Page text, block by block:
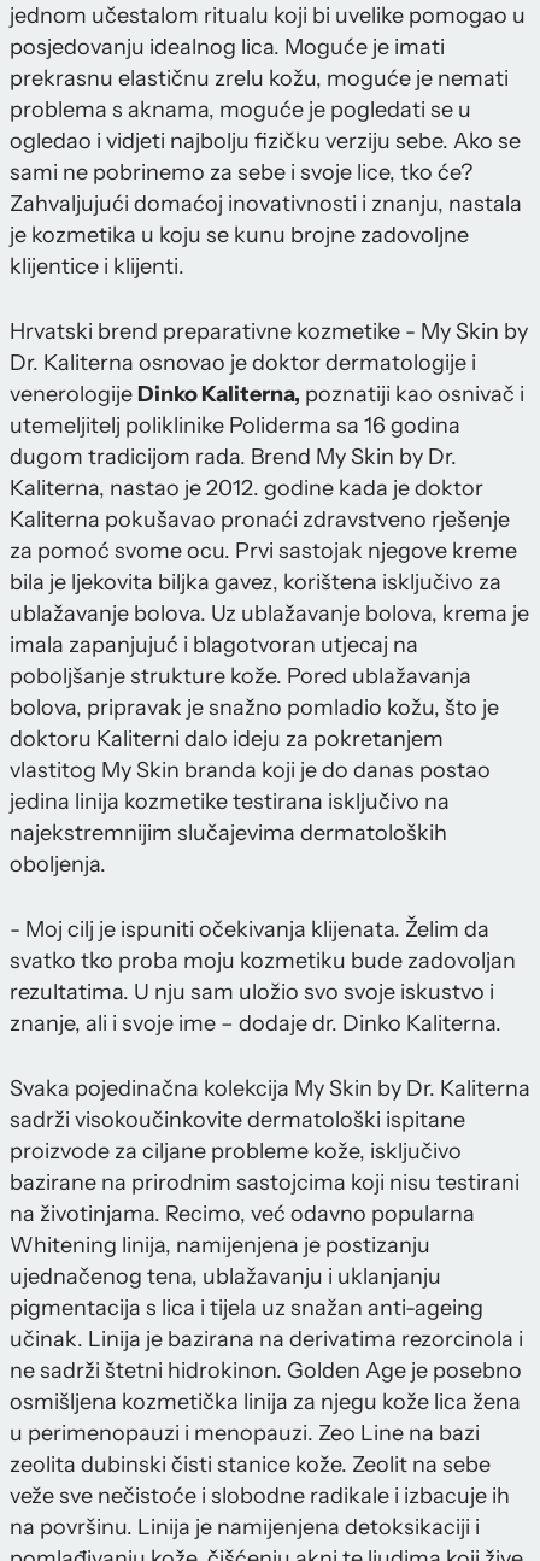
jednom učestalom ritualu koji bi uvelike pomogao u
posjedovanju idealnog lica. Moguće je imati
prekrasnu elastičnu zrelu kožu, moguće je nemati
problema s aknama, moguće je pogledati se u
ogledao i vidjeti najbolju fizičku verziju sebe. Ako se
sami ne pobrinemo za sebe i svoje lice, tko će?
Zahvaljujući domaćoj inovativnosti i znanju, nastala
je kozmetika u koju se kunu brojne zadovoljne
klijentice i klijenti.
Hrvatski brend preparativne kozmetike - My Skin by
Dr. Kaliterna osnovao je doktor dermatologije i
venerologije Dinko Kaliterna, poznatiji kao osnivač i
utemeljitelj poliklinike Poliderma sa 16 godina
dugom tradicijom rada. Brend My Skin by Dr.
Kaliterna, nastao je 2012. godine kada je doktor
Kaliterna pokušavao pronaći zdravstveno rješenje
za pomoć svome ocu. Prvi sastojak njegove kreme
bila je ljekovita biljka gavez, korištena isključivo za
ublažavanje bolova. Uz ublažavanje bolova, krema je
imala zapanjujuć i blagotvoran utjecaj na
poboljšanje strukture kože. Pored ublažavanja
bolova, pripravak je snažno pomladio kožu, što je
doktoru Kaliterni dalo ideju za pokretanjem
vlastitog My Skin branda koji je do danas postao
jedina linija kozmetike testirana isključivo na
najekstremnijim slučajevima dermatoloških
oboljenja.
- Moj cilj je ispuniti očekivanja klijenata. Želim da
svatko tko proba moju kozmetiku bude zadovoljan
rezultatima. U nju sam uložio svo svoje iskustvo i
znanje, ali i svoje ime – dodaje dr. Dinko Kaliterna.
Svaka pojedinačna kolekcija My Skin by Dr. Kaliterna
sadrži visokoučinkovite dermatološki ispitane
proizvode za ciljane probleme kože, isključivo
bazirane na prirodnim sastojcima koji nisu testirani
na životinjama. Recimo, već odavno popularna
Whitening linija, namijenjena je postizanju
ujednačenog tena, ublažavanju i uklanjanju
pigmentacija s lica i tijela uz snažan anti-ageing
učinak. Linija je bazirana na derivatima rezorcinola i
ne sadrži štetni hidrokinon. Golden Age je posebno
osmišljena kozmetička linija za njegu kože lica žena
u perimenopauzi i menopauzi. Zeo Line na bazi
zeolita dubinski čisti stanice kože. Zeolit na sebe
veže sve nečistoće i slobodne radikale i izbacuje ih
na površinu. Linija je namijenjena detoksikaciji i